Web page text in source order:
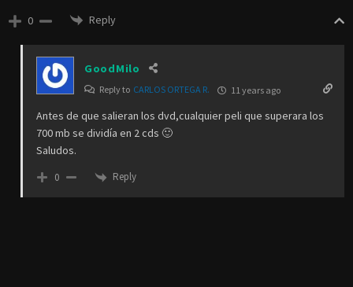
0 Reply
GoodMilo
Reply to CARLOS ORTEGA R. 11 years ago
Antes de que salieran los dvd,cualquier peli que superara los
700 mb se dividía en 2 cds 🙂
Saludos.
0 Reply